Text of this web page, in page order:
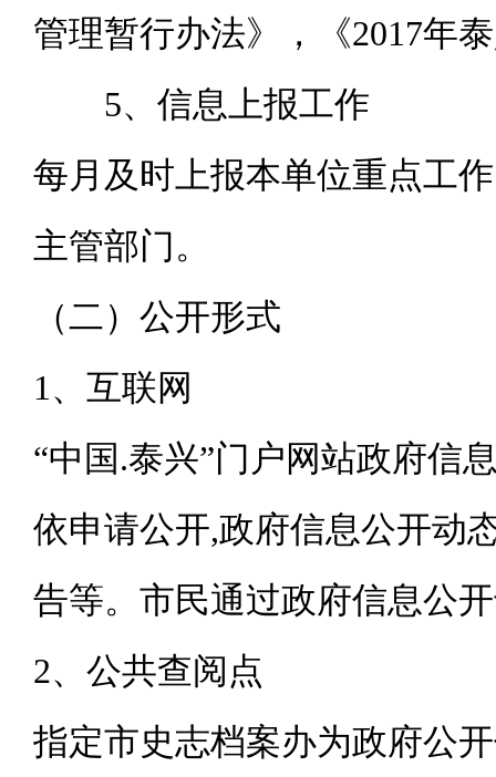
管理暂行办法》，《2017年
5、 信息上报工作
每月及时上报本单位重点工
主管部门。
（二）公开形式
1、互联网
“中国.泰兴”门户网站政府信
依申请公开,政府信息公开动
告等。市民通过政府信息公
2、公共查阅点
指定市史志档案办为政府公